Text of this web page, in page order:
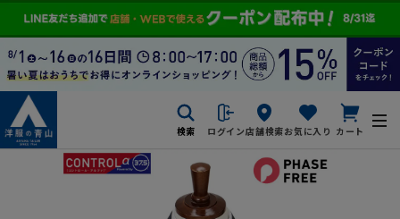
検索 ログイン店舗検索お気に入り カート